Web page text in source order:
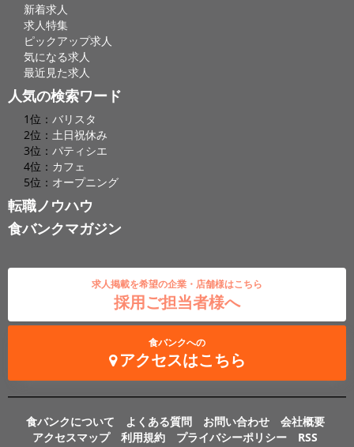
新着求人
求人特集
ピックアップ求人
気になる求人
最近見た求人
人気の検索ワード
1位： バリスタ
2位： 土日祝休み
3位： パティシエ
4位： カフェ
5位： オープニング
転職ノウハウ
食バンクマガジン
求人掲載を希望の企業・店舗様はこちら
採用ご担当者様へ
食バンクへの
アクセスはこちら
食バンクについて よくある質問 お問い合わせ
会社概要
アクセスマップ
利用規約 プライバシーポリシー RSS